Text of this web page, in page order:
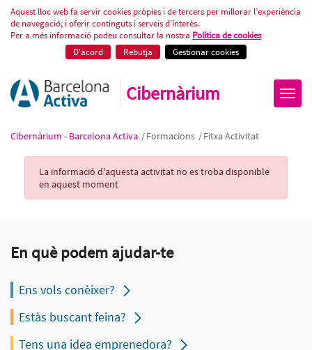
Fitxa Activitat
Aquest lloc web fa servir cookies pròpies i de tercers per millorar l’experiència
de navegació, i oferir continguts i serveis d’interès.
Per a més informació podeu consultar la nostra Política de cookies
D'acord
Rebutja Gestionar cookies
Cibernàrium
Cibernàrium - Barcelona Activa /Formacions /Fitxa Activitat
Activity Record
La informació d'aquesta activitat no es troba disponible
en aquest moment
En què podem ajudar-te
Ens vols conèixer?
Estàs buscant feina?
Tens una idea emprenedora?